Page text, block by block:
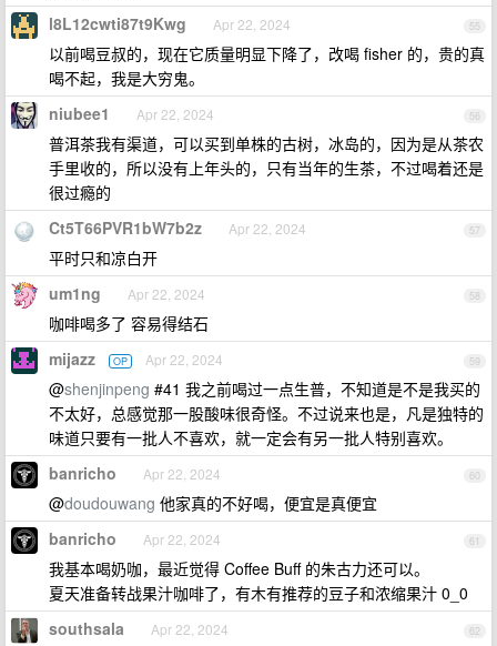
55
l8L12cwti87t9Kwg Apr 22, 2024
以前喝豆叔的，现在它质量明显下降了，改喝 fisher 的，贵的真
喝不起，我是大穷鬼。
56
niubee1 Apr 22, 2024
普洱茶我有渠道，可以买到单株的古树，冰岛的，因为是从茶农
手里收的，所以没有上年头的，只有当年的生茶，不过喝着还是
很过瘾的
57
Ct5T66PVR1bW7b2z Apr 22, 2024
平时只和凉白开
58
um1ng Apr 22, 2024
咖啡喝多了 容易得结石
59
mijazz OP Apr 22, 2024
@shenjinpeng #41 我之前喝过一点生普，不知道是不是我买的
不太好，总感觉那一股酸味很奇怪。不过说来也是，凡是独特的
味道只要有一批人不喜欢，就一定会有另一批人特别喜欢。
60
banricho Apr 22, 2024
@doudouwang 他家真的不好喝，便宜是真便宜
61
banricho Apr 22, 2024
我基本喝奶咖，最近觉得 Coffee Buff 的朱古力还可以。
夏天准备转战果汁咖啡了，有木有推荐的豆子和浓缩果汁 0_0
62
southsala Apr 22, 2024